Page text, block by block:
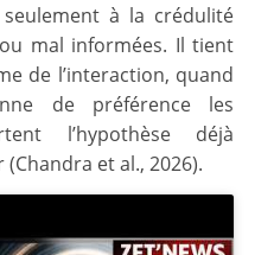
à la crédulité
mal informées. Il tient
de l’interaction, quand
de préférence les
l’hypothèse déjà
et al., 2026).